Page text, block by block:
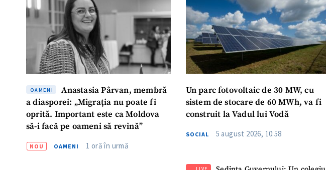
OAMENI
Anastasia Pârvan, membră
a diasporei: „Migrația nu poate fi
oprită. Important este ca Moldova
să-i facă pe oameni să revină”
NOU OAMENI 1 oră în urmă
Un parc fotovoltaic de 30 MW, cu
sistem de stocare de 60 MWh, va fi
construit la Vadul lui Vodă
SOCIAL 5 august 2026, 10:58